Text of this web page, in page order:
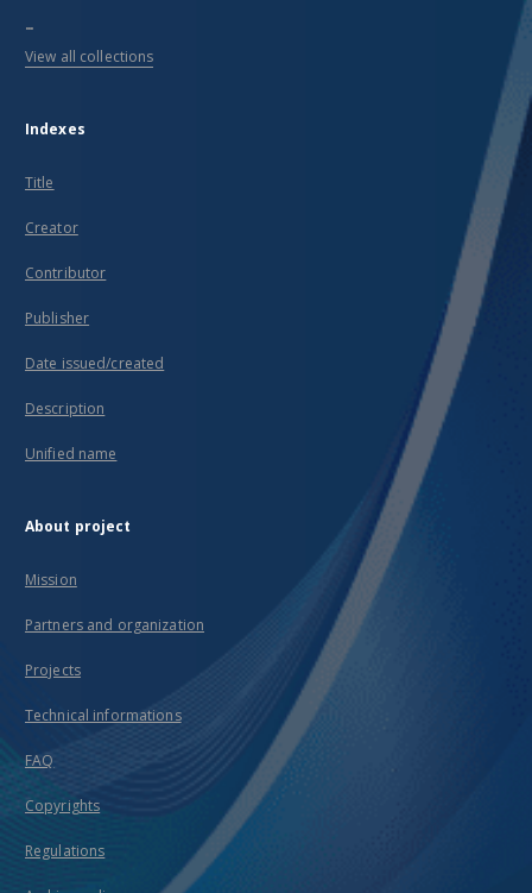
...
View all collections
Indexes
Title
Creator
Contributor
Publisher
Date issued/created
Description
Unified name
About project
Mission
Partners and organization
Projects
Technical informations
FAQ
Copyrights
Regulations